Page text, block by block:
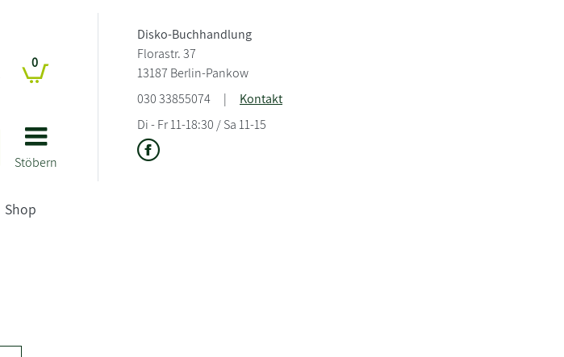
Stöbern
0
Disko-Buchhandlung
Florastr. 37
13187 Berlin-Pankow
030 33855074
|
Kontakt
Di - Fr 11-18:30 / Sa 11-15
Shop